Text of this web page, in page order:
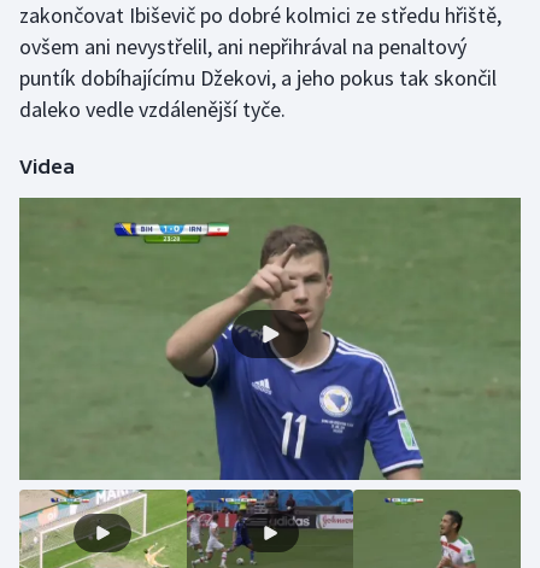
Olympijské hry
Parasport
Plážový volejbal
Rychlostní kanoistika
Sportovní střelba
Stolní tenis
zakončovat Ibiševič po dobré kolmici ze středu hřiště,
ovšem ani nevystřelil, ani nepřihrával na penaltový
puntík dobíhajícímu Džekovi, a jeho pokus tak skončil
daleko vedle vzdálenější tyče.
Videa